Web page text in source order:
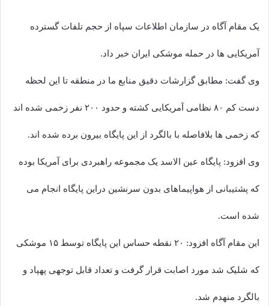
یک مقام آگاه در سازمان اطلاعات سپاه از حجم تلفات گسترده
آمریکایی ها در حمله موشکی ایران خبر داد.
وی گفت: مطابق گزارشات دقیق منابع ما در منطقه تا این لحظه
دست کم ۸۰ نظامی آمریکایی کشته و حدود ۲۰۰ نفر زخمی شده اند
که زخمی ها بلافاصله با بالگرد از این پایگاه بیرون برده شده اند.
وی افزود: پایگاه عین الاسد یک مجموعه راهبردی برای آمریکا بوده
که پشتیبانی از هواپیماهای بدون سرنشین دراین پایگاه انجام می
شده است.
این مقام آگاه افزود: ۲۰ نقطه حساس این پایگاه توسط ۱۵ موشکی
که شلیک شد مورد اصابت قرار گرفت و تعداد قابل توجهی پهپاد و
بالگرد منهدم شد.